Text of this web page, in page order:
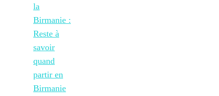
la
Birmanie :
Reste à
savoir
quand
partir en
Birmanie